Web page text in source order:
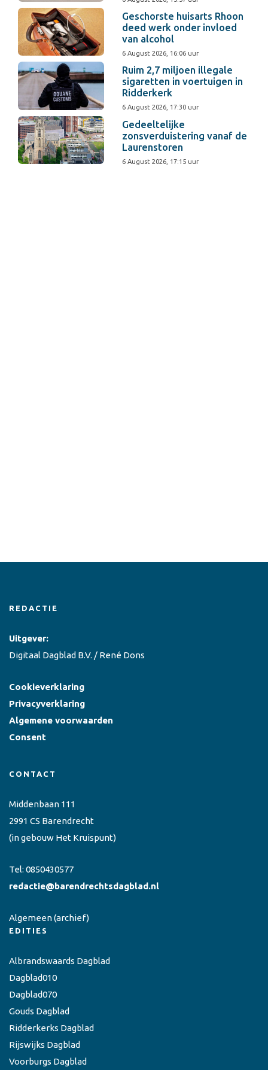
Geschorste huisarts Rhoon
deed werk onder invloed
van alcohol
6 August 2026, 16:06 uur
Ruim 2,7 miljoen illegale
sigaretten in voertuigen in
Ridderkerk
6 August 2026, 17:30 uur
Gedeeltelijke
zonsverduistering vanaf de
Laurenstoren
6 August 2026, 17:15 uur
REDACTIE
Uitgever:
Digitaal Dagblad B.V. / René Dons
Cookieverklaring
Privacyverklaring
Algemene voorwaarden
Consent
CONTACT
Middenbaan 111
2991 CS Barendrecht
(in gebouw Het Kruispunt)
Tel: 0850430577
redactie@barendrechtsdagblad.nl
Algemeen(archief)
EDITIES
Albrandswaards Dagblad
Dagblad010
Dagblad070
Gouds Dagblad
Ridderkerks Dagblad
Rijswijks Dagblad
Voorburgs Dagblad